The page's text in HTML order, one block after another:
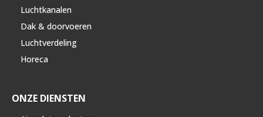
Luchtkanalen
Dak & doorvoeren
Luchtverdeling
Horeca
ONZE DIENSTEN